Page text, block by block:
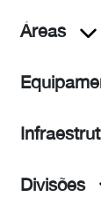
Áreas
Divisões